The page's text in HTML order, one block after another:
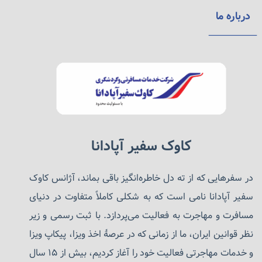
روندهای آموزشی جدید:
International» توانسته‌اند با استفاده از فناوری‌های پیشرفته و
محیط‌های آموزشی مدرن، تجربه آموزشی بی‌نظیری را برای
دانش‌آموزان فراهم کنند. همچنین، برنامه‌های آموزشی جدید
نوآورانه، به موفقیت دانش‌آموزان در سطح جهانی کمک
امکانات و خدمات:
بسیاری از مدارس برتر دبی، علاوه بر داشتن برنامه‌های آموزشی
بین‌المللی مانند IB و UK، امکاناتی نظیر کلاس‌های هنر و
موسیقی، امکانات ورزشی پیشرفته، و پشتیبانی تحصیلی ویژه
برای دانش‌آموزانی که نیاز به حمایت‌های اضافی دارند، ارائه
درباره ما
کاوک سفیر آپادانا
در سفرهایی که از ته دل خاطره‌انگیز باقی بماند، آژانس کاوک
سفیر آپادانا نامی است که به شکلی کاملاً متفاوت در دنیای
مسافرت و مهاجرت به فعالیت می‌پردازد. با ثبت رسمی و زیر
نظر قوانین ایران، ما از زمانی که در عرصهٔ اخذ ویزا، پیکاپ ویزا
و خدمات مهاجرتی فعالیت خود را آغاز کردیم، بیش از ۱۵ سال